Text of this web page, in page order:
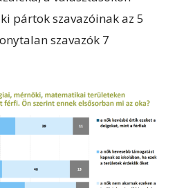
pártok szavazóinak az 5
szavazók 7